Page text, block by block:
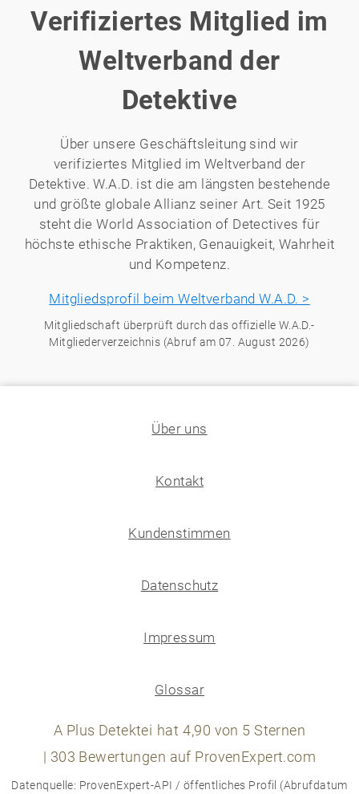
Verifiziertes Mitglied im
Weltverband der
Detektive
Über unsere Geschäftsleitung sind wir
verifiziertes Mitglied im Weltverband der
Detektive. W.A.D. ist die am längsten bestehende
und größte globale Allianz seiner Art. Seit 1925
steht die World Association of Detectives für
höchste ethische Praktiken, Genauigkeit, Wahrheit
und Kompetenz.
Mitgliedsprofil beim Weltverband W.A.D. >
Mitgliedschaft überprüft durch das offizielle W.A.D.-
Mitgliederverzeichnis (Abruf am 07. August 2026)
Über uns
Kontakt
Kundenstimmen
Datenschutz
Impressum
Glossar
A Plus Detektei hat 4,90 von 5 Sternen
303 Bewertungen auf ProvenExpert.com
Datenquelle: ProvenExpert-API / öffentliches Profil (Abrufdatum